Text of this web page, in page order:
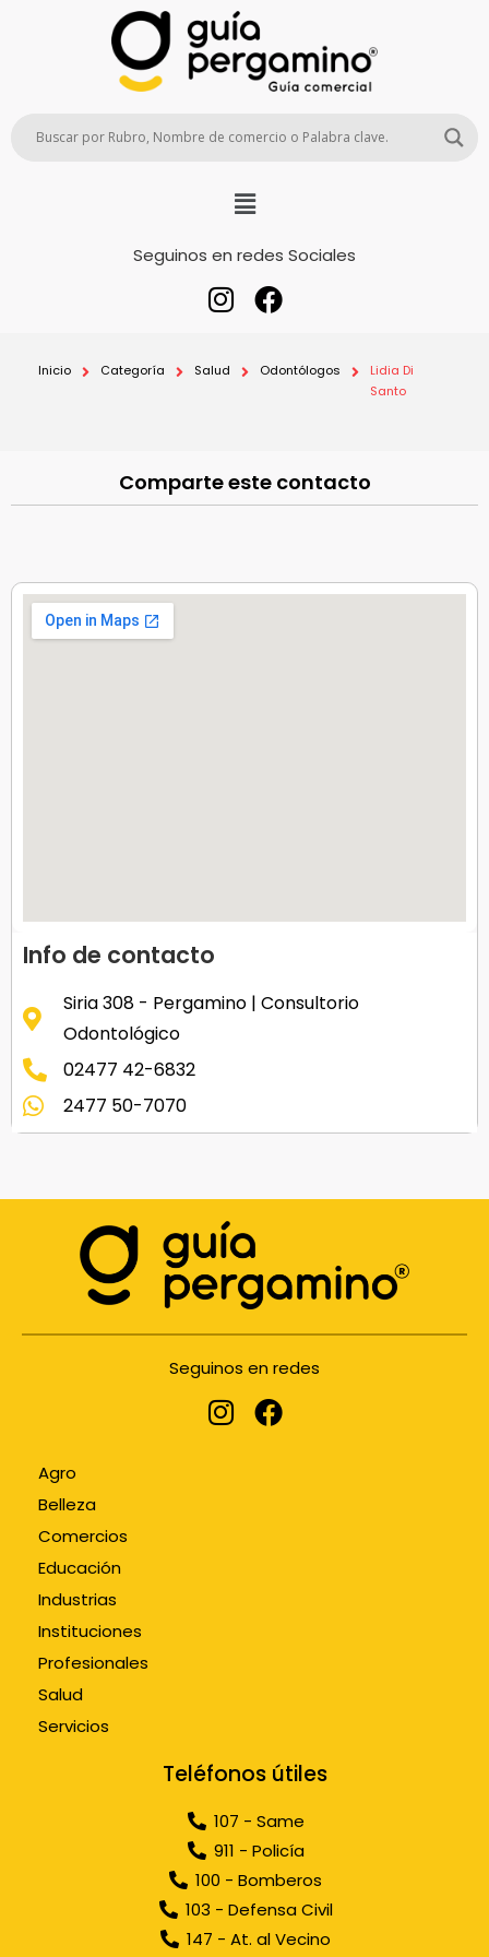
Seguinos en redes Sociales
Inicio Categoría Salud Odontólogos
Lidia Di
Santo
Comparte este contacto
Info de contacto
Siria 308 - Pergamino | Consultorio
Odontológico
02477 42-6832
2477 50-7070
Seguinos en redes
Agro
Belleza
Comercios
Educación
Industrias
Instituciones
Profesionales
Salud
Servicios
Teléfonos útiles
107 - Same
911 - Policía
100 - Bomberos
103 - Defensa Civil
147 - At. al Vecino